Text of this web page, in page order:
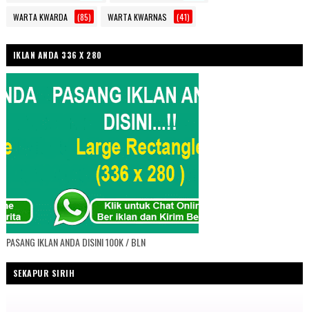
WARTA KWARDA (85) WARTA KWARNAS (41)
IKLAN ANDA 336 X 280
PASANG IKLAN ANDA DISINI 100K / BLN
SEKAPUR SIRIH